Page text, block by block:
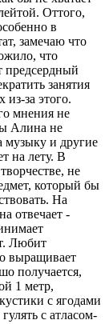
Оттого,
в
замечаю что
что
предсердный
занятия
за этого.
мнения не
Алина не
музыку и другие
на лету. В
не
который бы
На
отвечает -
Любит
выращивает
получается,
1 метр,
с ягодами
с атласом-